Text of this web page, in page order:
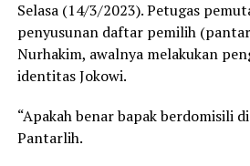
Selasa (14/3/2023). Petugas
penyusunan daftar pemilih
Nurhakim, awalnya melakukan
identitas Jokowi.
“Apakah benar bapak berdomisili
Pantarlih.